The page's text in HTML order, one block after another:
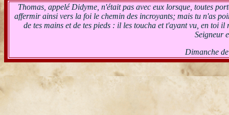
Thomas, appelé Didyme, n'était pas avec eux lorsque, toutes
affermir ainsi vers la foi le chemin des incroyants; mais tu n'as
de tes mains et de tes pieds : il les toucha et t'ayant vu, en toi
Seigneur
Dimanche